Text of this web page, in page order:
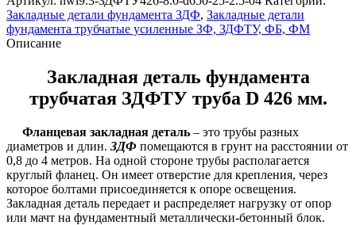
Закладные детали фундамента ЗДФ, Закладные детали
фундамента трубчатые усиленные ЗФ, ЗДФТУ, ФБ, ФМ
Описание
Закладная деталь фундамента
трубчатая ЗДФТУ труба D 426 мм.
Фланцевая закладная деталь – это трубы разных
диаметров и длин. ЗДФ помещаются в грунт на расстоянии от
0,8 до 4 метров. На одной стороне трубы располагается
круглый фланец. Он имеет отверстие для крепления, через
которое болтами присоединяется к опоре освещения.
Закладная деталь передает и распределяет нагрузку от опор
или мачт на фундаментный металлически-бетонный блок.